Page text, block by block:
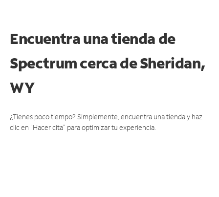
Encuentra una tienda de
Spectrumcerca de Sheridan,
WY
¿Tienes poco tiempo? Simplemente, encuentra una tienda y haz
clic en "Hacer cita" para optimizar tu experiencia.